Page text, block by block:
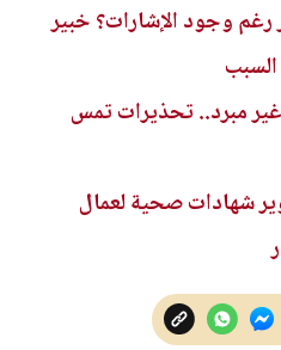
رغم وجود الإشارات؟ خبير
مبرد.. تحذيرات تمس
شهادات صحية لعمال